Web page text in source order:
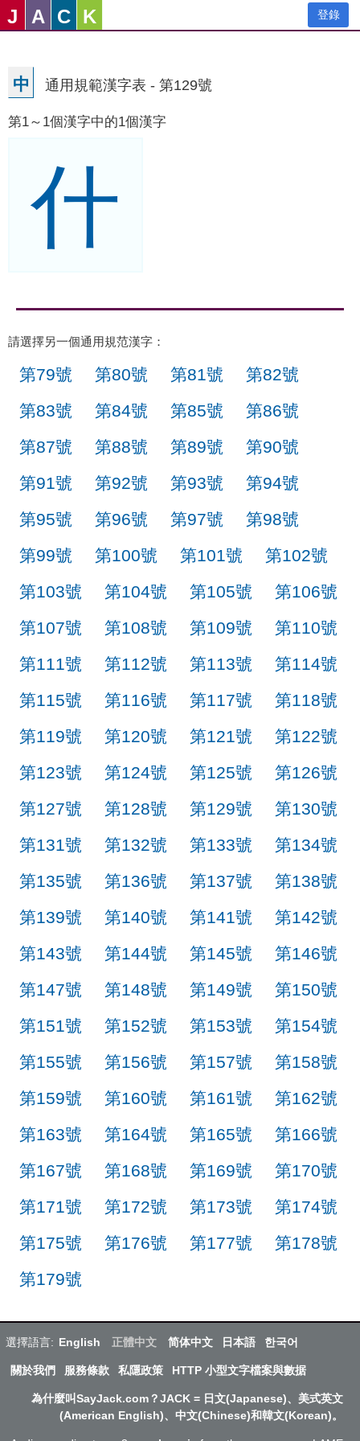
J A C K 登錄
中 通用規範漢字表 - 第129號
第1～1個漢字中的1個漢字
什
請選擇另一個通用規范漢字：
第79號 第80號 第81號
第82號
第83號
第84號 第85號
第86號
第87號
第88號 第89號
第90號
第91號
第92號 第93號
第94號
第95號
第96號 第97號
第98號
第99號
第100號 第101號
第102號
第103號
第104號 第105號
第106號
第107號
第108號 第109號
第110號
第111號
第112號 第113號
第114號
第115號
第116號 第117號
第118號
第119號
第120號 第121號
第122號
第123號
第124號 第125號
第126號
第127號
第128號 第129號
第130號
第131號
第132號 第133號
第134號
第135號
第136號 第137號
第138號
第139號
第140號 第141號
第142號
第143號
第144號 第145號
第146號
第147號
第148號 第149號
第150號
第151號
第152號 第153號
第154號
第155號
第156號 第157號
第158號
第159號
第160號 第161號
第162號
第163號
第164號 第165號
第166號
第167號
第168號 第169號
第170號
第171號
第172號 第173號
第174號
第175號
第176號 第177號
第178號
第179號
選擇語言: English 正體中文 简体中文 日本語 한국어
關於我們 服務條款 私隱政策 HTTP 小型文字檔案與數据
為什麼叫SayJack.com？JACK = 日文(Japanese)、美式英文
(American English)、中文(Chinese)和韓文(Korean)。